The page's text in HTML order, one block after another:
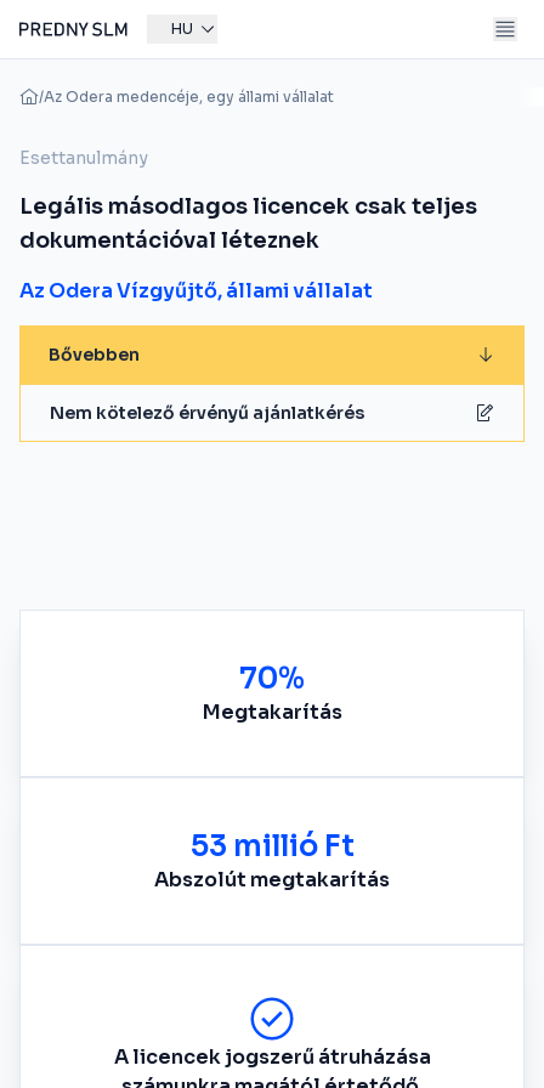
HU
/Az Odera medencéje, egy állami vállalat
Esettanulmány
Legális másodlagos licencek csak teljes
dokumentációval léteznek
Az Odera Vízgyűjtő, állami vállalat
Bővebben
Nem kötelező érvényű ajánlatkérés
70%
Megtakarítás
53 millió Ft
Abszolút megtakarítás
A licencek jogszerű átruházása